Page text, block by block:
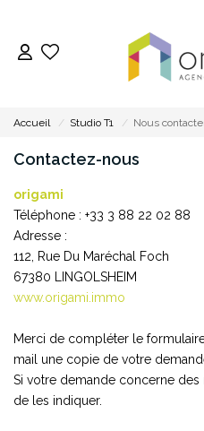
Pourquoi
Accueil Studio T1 Nous
Contactez-nous
origami
Téléphone : +33 3 88 22 02 88
Adresse :
112, Rue Du Maréchal Foch
67380 LINGOLSHEIM
www.origami.immo
Merci de compléter le
mail une copie de votre
Si votre demande concerne
de les indiquer.